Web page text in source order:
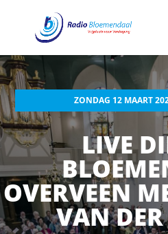
ZONDAG 12 MAART
LIVE
OVERVEEN
VAN